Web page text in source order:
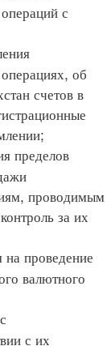
с
об
счетов в
пределов
проводимым
за их
проведение
валютного
с их